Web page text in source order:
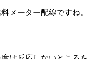
メーター配線ですね。